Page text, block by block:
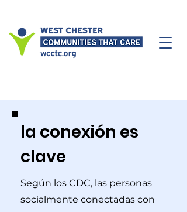
la conexión es
clave
​Según los CDC, las personas
socialmente conectadas con